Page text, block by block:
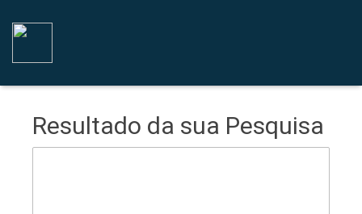
Resultado da sua Pesquisa